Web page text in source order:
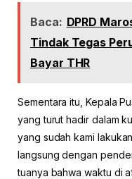
Baca: DPRD
Tindak Tegas
Bayar THR
Sementara itu, Kepala
yang turut hadir dalam
yang sudah kami
langsung dengan
tuanya bahwa waktu di